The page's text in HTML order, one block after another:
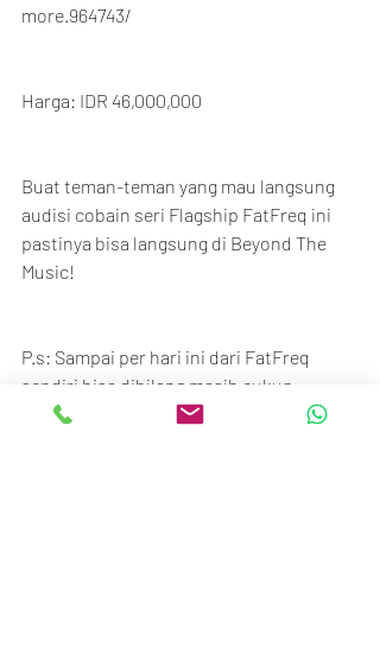
more.964743/
Harga: IDR 46,000,000
Buat teman-teman yang mau langsung
audisi cobain seri Flagship FatFreq ini
pastinya bisa langsung di Beyond The
Music!
P.s: Sampai per hari ini dari FatFreq
sendiri bisa dibilang masih cukup
kesusahan buat memenuhin orderan